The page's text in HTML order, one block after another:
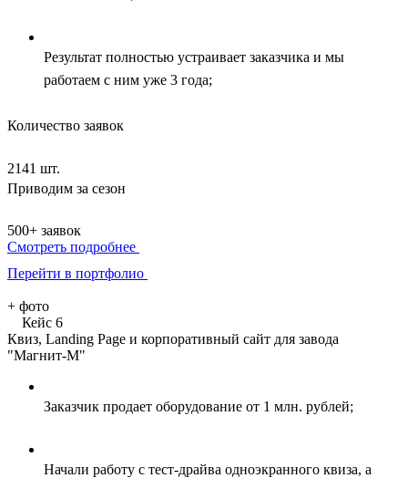
Результат полностью устраивает заказчика и мы
работаем с ним уже 3 года;
Количество заявок
2141 шт.
Приводим за сезон
500+ заявок
Смотреть подробнее
Перейти в портфолио
+ фото
Кейс 6
Квиз, Landing Page и корпоративный сайт для завода
"Магнит-М"
Заказчик продает оборудование от 1 млн. рублей;
Начали работу с тест-драйва одноэкранного квиза, а